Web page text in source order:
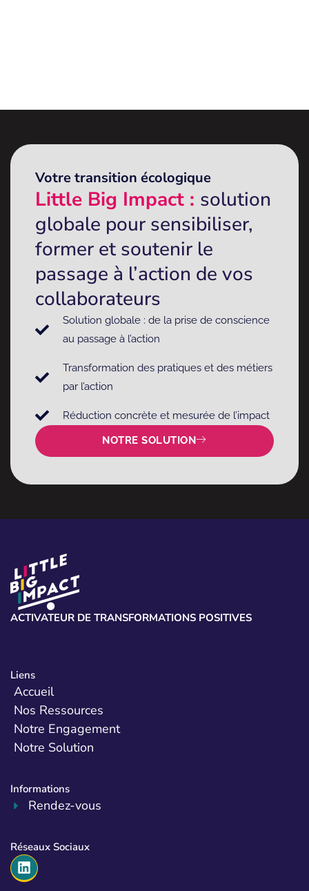
Votre transition écologique
Little Big Impact : solution
globale pour sensibiliser,
former et soutenir le
passage à l’action de vos
collaborateurs
Solution globale : de la prise de conscience
au passage à l’action
Transformation des pratiques et des métiers
par l’action
Réduction concrète et mesurée de l’impact
NOTRE SOLUTION
ACTIVATEUR DE TRANSFORMATIONS POSITIVES
Liens
Accueil
Nos Ressources
Notre Engagement
Notre Solution
Informations
Rendez-vous
Réseaux Sociaux
L
i